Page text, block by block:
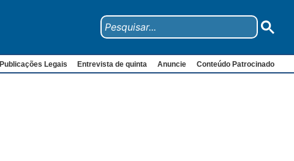
Publicações Legais Entrevista de quinta Anuncie Conteúdo Patrocinado